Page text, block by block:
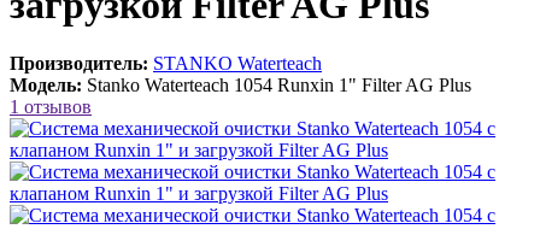
Производитель: STANKO Waterteach
Модель: Stanko Waterteach 1054 Runxin 1" Filter AG Plus
1 отзывов